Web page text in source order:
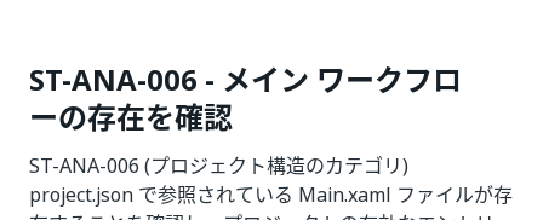
ST-ANA-006 - メイン ワークフロ
ーの存在を確認
ST-ANA-006 (プロジェクト構造のカテゴリ)
project.json で参照されている Main.xaml ファイルが存